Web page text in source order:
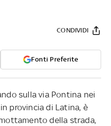
Fonti Preferite
CONDIVIDI
sulla via Pontina nei
provincia di Latina, è
della strada,